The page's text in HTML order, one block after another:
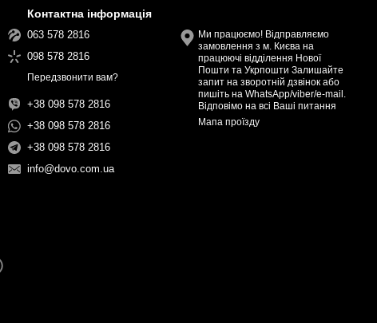
Контактна інформація
063 578 2816
098 578 2816
Передзвонити вам?
+38 098 578 2816
+38 098 578 2816
+38 098 578 2816
info@dovo.com.ua
Ми працюємо! Відправляємо
замовлення з м. Києва на
працюючі відділення Нової
Пошти та Укрпошти Залишайте
запит на зворотній дзвінок або
пишіть на WhatsApp/viber/e-mail.
Відповімо на всі Ваші питання
Мапа проїзду